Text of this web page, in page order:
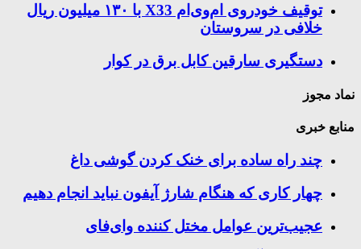
توقیف خودروی ام‌وی‌ام X33 با ۱۳۰ میلیون ریال
خلافی در سروستان
دستگیری سارقین کابل برق در کوار
نماد مجوز
منابع خبری
چند راه‌ ساده برای خنک کردن گوشی داغ
چهار کاری که هنگام شارژ آیفون نباید انجام دهیم
عجیب‌ترین عوامل مختل کننده وای‌فای